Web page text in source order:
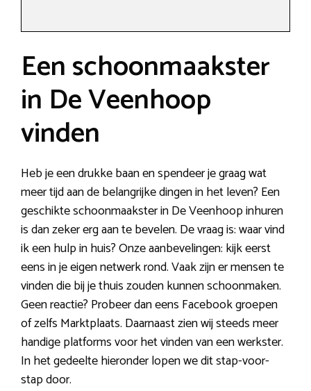
Een schoonmaakster
in De Veenhoop
vinden
Heb je een drukke baan en spendeer je graag wat
meer tijd aan de belangrijke dingen in het leven? Een
geschikte schoonmaakster in De Veenhoop inhuren
is dan zeker erg aan te bevelen. De vraag is: waar vind
ik een hulp in huis? Onze aanbevelingen: kijk eerst
eens in je eigen netwerk rond. Vaak zijn er mensen te
vinden die bij je thuis zouden kunnen schoonmaken.
Geen reactie? Probeer dan eens Facebook groepen
of zelfs Marktplaats. Daarnaast zien wij steeds meer
handige platforms voor het vinden van een werkster.
In het gedeelte hieronder lopen we dit stap-voor-
stap door.